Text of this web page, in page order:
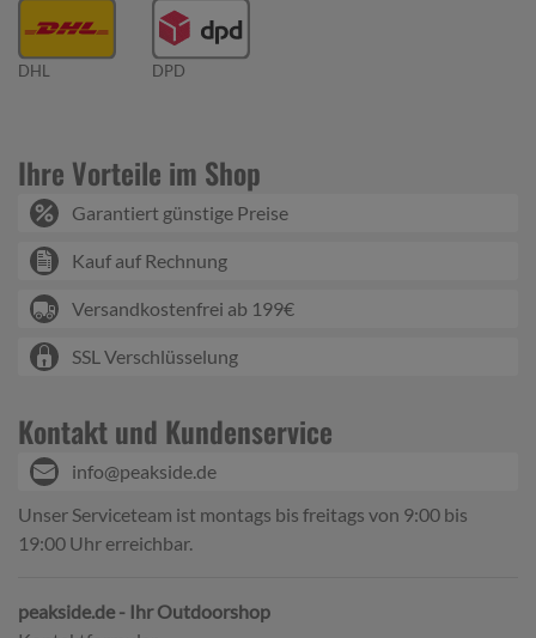
DHL DPD
Ihre Vorteile im Shop
Garantiert günstige Preise
Kauf auf Rechnung
Versandkostenfrei ab 199€
SSL Verschlüsselung
Kontakt und Kundenservice
info@peakside.de
Unser Serviceteam ist montags bis freitags von 9:00 bis
19:00 Uhr erreichbar.
peakside.de - Ihr Outdoorshop